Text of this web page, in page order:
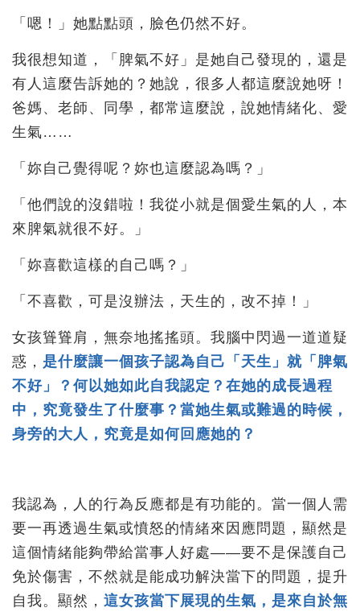
「嗯！」她點點頭，臉色仍然不好。
我很想知道，「脾氣不好」是她自己發現的，還是
有人這麼告訴她的？她說，很多人都這麼說她呀！
爸媽、老師、同學，都常這麼說，說她情緒化、愛
生氣……
「妳自己覺得呢？妳也這麼認為嗎？」
「他們說的沒錯啦！我從小就是個愛生氣的人，本
來脾氣就很不好。」
「妳喜歡這樣的自己嗎？」
「不喜歡，可是沒辦法，天生的，改不掉！」
女孩聳聳肩，無奈地搖搖頭。我腦中閃過一道道疑
惑， 是什麼讓一個孩子認為自己「天生」就「脾氣
不好」？何以她如此自我認定？在她的成長過程
中，究竟發生了什麼事？當她生氣或難過的時候，
身旁的大人，究竟是如何回應她的？
我認為，人的行為反應都是有功能的。當一個人需
要一再透過生氣或憤怒的情緒來因應問題，顯然是
這個情緒能夠帶給當事人好處——要不是保護自己
免於傷害，不然就是能成功解決當下的問題，提升
自我。顯然， 這女孩當下展現的生氣，是來自於無